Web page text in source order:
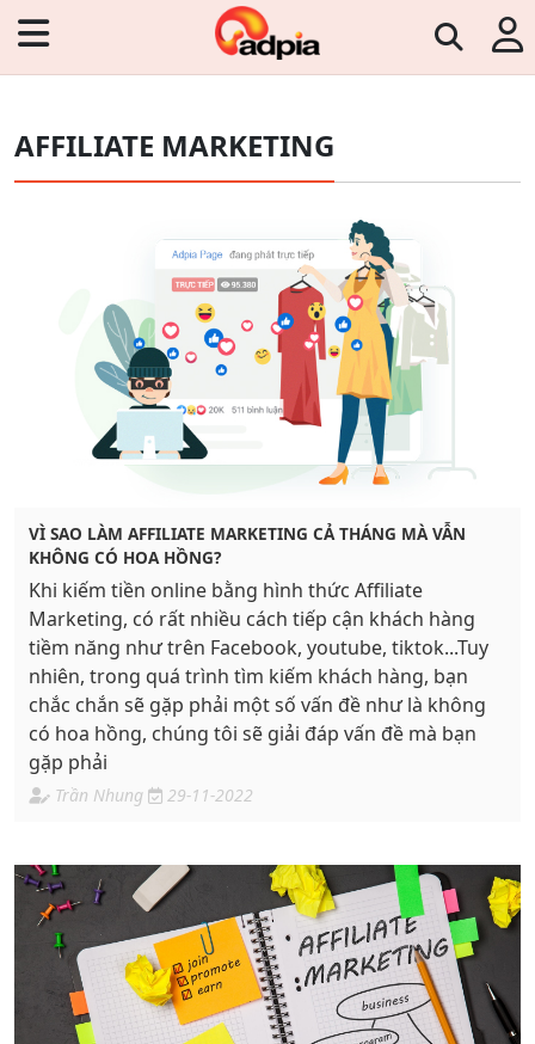
AFFILIATE MARKETING
VÌ SAO LÀM AFFILIATE MARKETING CẢ THÁNG MÀ VẪN
KHÔNG CÓ HOA HỒNG?
Khi kiếm tiền online bằng hình thức Affiliate
Marketing, có rất nhiều cách tiếp cận khách hàng
tiềm năng như trên Facebook, youtube, tiktok...Tuy
nhiên, trong quá trình tìm kiếm khách hàng, bạn
chắc chắn sẽ gặp phải một số vấn đề như là không
có hoa hồng, chúng tôi sẽ giải đáp vấn đề mà bạn
gặp phải
Trần Nhung 29-11-2022